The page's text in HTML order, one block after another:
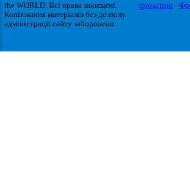
the WORLD. Всі права захищені.
Копіювання матеріалів без дозволу
адміністрації сайту заборонено.
iproaction -